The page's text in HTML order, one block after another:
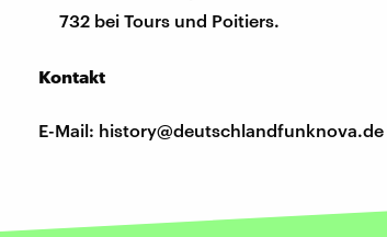
732 bei Tours und Poitiers.
Kontakt
E-Mail: history@deutschlandfunknova.de